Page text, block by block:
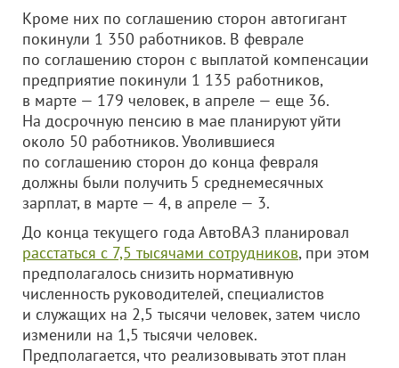
Кроме них по соглашению сторон автогигант
покинули 1 350 работников. В феврале
по соглашению сторон с выплатой компенсации
предприятие покинули 1 135 работников,
в марте — 179 человек, в апреле — еще 36.
На досрочную пенсию в мае планируют уйти
около 50 работников. Уволившиеся
по соглашению сторон до конца февраля
должны были получить 5 среднемесячных
зарплат, в марте — 4, в апреле — 3.
До конца текущего года АвтоВАЗ планировал
расстаться с 7,5 тысячами сотрудников, при этом
предполагалось снизить нормативную
численность руководителей, специалистов
и служащих на 2,5 тысячи человек, затем число
изменили на 1,5 тысячи человек.
Предполагается, что реализовывать этот план